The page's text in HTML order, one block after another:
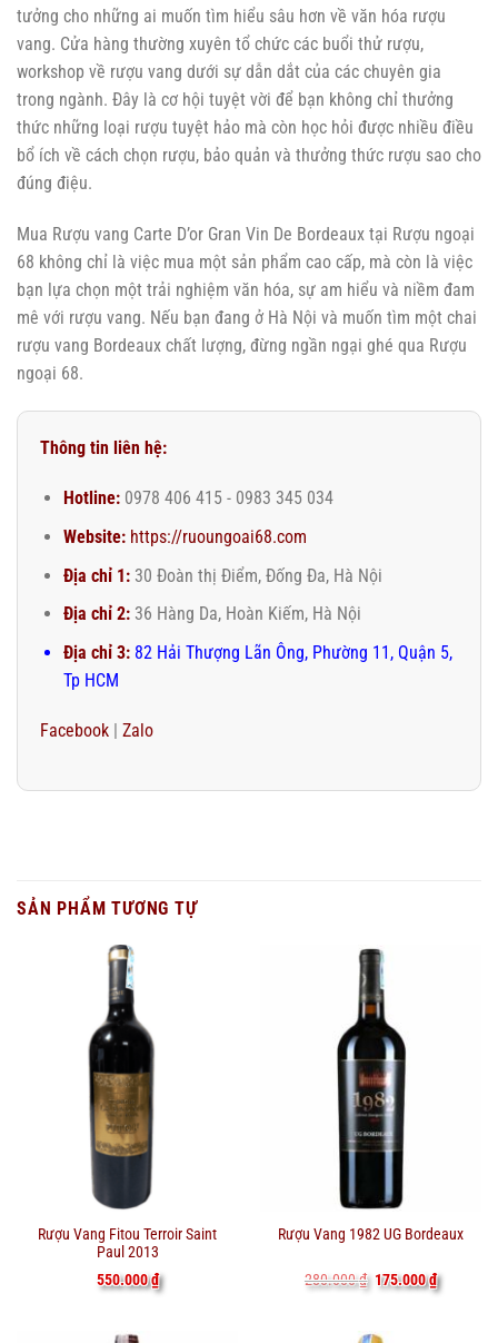
tưởng cho những ai muốn tìm hiểu sâu hơn về văn hóa rượu
vang. Cửa hàng thường xuyên tổ chức các buổi thử rượu,
workshop về rượu vang dưới sự dẫn dắt của các chuyên gia
trong ngành. Đây là cơ hội tuyệt vời để bạn không chỉ thưởng
thức những loại rượu tuyệt hảo mà còn học hỏi được nhiều điều
bổ ích về cách chọn rượu, bảo quản và thưởng thức rượu sao cho
đúng điệu.
Mua Rượu vang Carte D’or Gran Vin De Bordeaux tại Rượu ngoại
68 không chỉ là việc mua một sản phẩm cao cấp, mà còn là việc
bạn lựa chọn một trải nghiệm văn hóa, sự am hiểu và niềm đam
mê với rượu vang. Nếu bạn đang ở Hà Nội và muốn tìm một chai
rượu vang Bordeaux chất lượng, đừng ngần ngại ghé qua Rượu
ngoại 68.
Thông tin liên hệ:
Hotline:0978 406 415 - 0983 345 034
Website: https://ruoungoai68.com
Địa chỉ 1:30 Đoàn thị Điểm, Đống Đa, Hà Nội
Địa chỉ 2:36 Hàng Da, Hoàn Kiếm, Hà Nội
Địa chỉ 3:82 Hải Thượng Lãn Ông, Phường 11, Quận 5,
Tp HCM
Facebook Zalo
SẢN PHẨM TƯƠNG TỰ
Rượu Vang Fitou Terroir Saint
Paul 2013
550.000₫
Rượu Vang 1982 UG Bordeaux
280.000₫ Giá
gốc
175.000₫Giá
hiện